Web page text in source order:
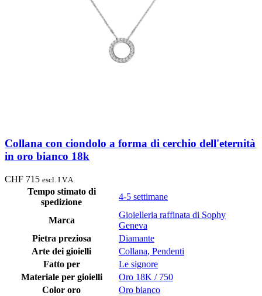
Collana con ciondolo a forma di cerchio dell'eternità
in oro bianco 18k
CHF 715 escl. I.V.A.
Tempo stimato di
spedizione
4-5 settimane
Marca
Gioielleria raffinata di Sophy
Geneva
Pietra preziosa
Diamante
Arte dei gioielli
Collana, Pendenti
Fatto per
Le signore
Materiale per gioielli
Oro 18K / 750
Color oro
Oro bianco